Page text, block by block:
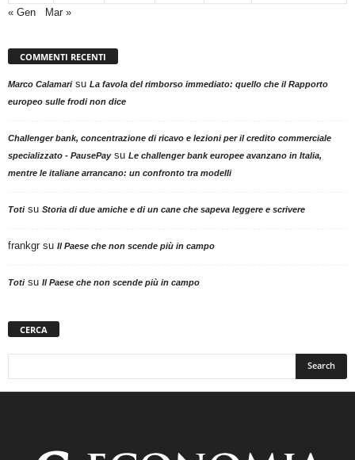
« Gen
Mar »
COMMENTI RECENTI
Marco Calamarisu La favola del rimborso immediato: quello che il Rapporto
europeo sulle frodi non dice
Challenger bank, concentrazione di ricavo e lezioni per il credito commerciale
specializzato - PausePaysu Le challenger bank europee avanzano in Italia,
mentre le italiane arrancano: un confronto tra modelli
Totisu Storia di due amiche e di un cane che sapeva leggere e scrivere
frankgr su Il Paese che non scende più in campo
Totisu Il Paese che non scende più in campo
CERCA